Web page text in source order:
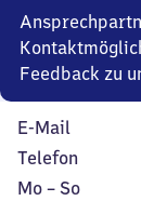
Feedback zu
E-Mail
Telefon
Montag
Mo – So,